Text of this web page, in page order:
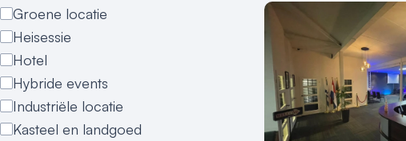
Groene locatie
Heisessie
Hotel
Hybride events
Industriële locatie
Kasteel en landgoed